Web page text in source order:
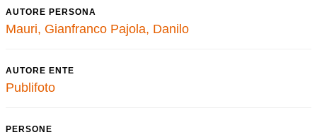
AUTORE PERSONA
Mauri, Gianfranco Pajola, Danilo
AUTORE ENTE
Publifoto
PERSONE